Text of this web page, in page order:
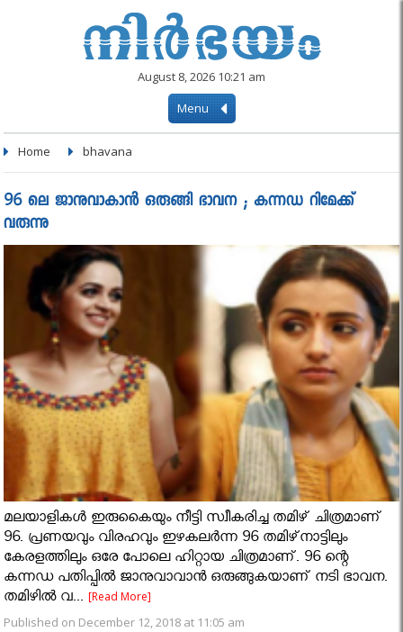
August 8, 2026 10:21 am
Menu
Home bhavana
96 ലെ ജാനുവാകാന്‍ ഒരുങ്ങി ഭാവന ; കന്നഡ റിമേക്ക്
വരുന്നു
മലയാളികള്‍ ഇരുകൈയും നീട്ടി സ്വീകരിച്ച തമിഴ് ചിത്രമാണ്
96. പ്രണയവും വിരഹവും ഇഴകലര്‍ന്ന 96 തമിഴ്‌നാട്ടിലും
കേരളത്തിലും ഒരേ പോലെ ഹിറ്റായ ചിത്രമാണ്. 96 ന്റെ
കന്നഡ പതിപ്പില്‍ ജാനുവാവാന്‍ ഒരുങ്ങുകയാണ് നടി ഭാവന.
തമിഴില്‍ വ...[Read More]
Published on December 12, 2018 at 11:05 am